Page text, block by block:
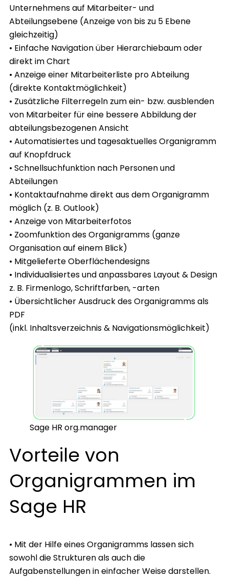
Unternehmens auf Mitarbeiter- und
Abteilungsebene (Anzeige von bis zu 5 Ebene
gleichzeitig)
• Einfache Navigation über Hierarchiebaum oder
direkt im Chart
• Anzeige einer Mitarbeiterliste pro Abteilung
(direkte Kontaktmöglichkeit)
• Zusätzliche Filterregeln zum ein- bzw. ausblenden
von Mitarbeiter für eine bessere Abbildung der
abteilungsbezogenen Ansicht
• Automatisiertes und tagesaktuelles Organigramm
auf Knopfdruck
• Schnellsuchfunktion nach Personen und
Abteilungen
• Kontaktaufnahme direkt aus dem Organigramm
möglich (z. B. Outlook)
• Anzeige von Mitarbeiterfotos
• Zoomfunktion des Organigramms (ganze
Organisation auf einem Blick)
• Mitgelieferte Oberflächendesigns
• Individualisiertes und anpassbares Layout & Design
z. B. Firmenlogo, Schriftfarben, -arten
• Übersichtlicher Ausdruck des Organigramms als
PDF
(inkl. Inhaltsverzeichnis & Navigationsmöglichkeit)
Sage HR org.manager
Vorteile von
Organigrammen im
Sage HR
• Mit der Hilfe eines Organigramms lassen sich
sowohl die Strukturen als auch die
Aufgabenstellungen in einfacher Weise darstellen.